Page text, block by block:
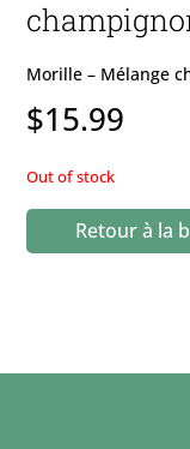
Morille – Mélange
$15.99
Out of stock
Retour à la